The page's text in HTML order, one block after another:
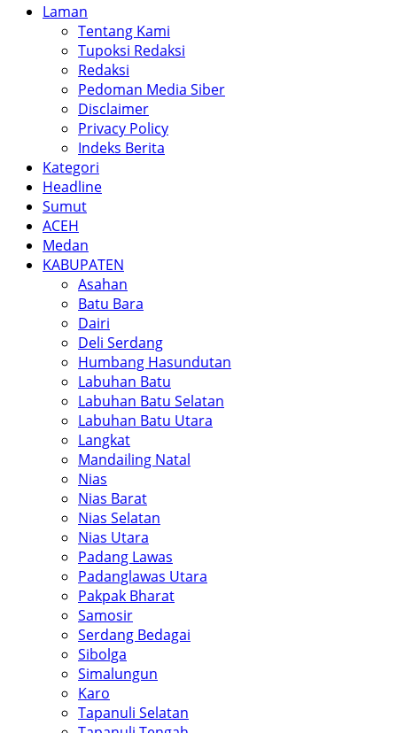
Laman
Tentang Kami
Tupoksi Redaksi
Redaksi
Pedoman Media Siber
Disclaimer
Privacy Policy
Indeks Berita
Kategori
Headline
Sumut
ACEH
Medan
KABUPATEN
Asahan
Batu Bara
Dairi
Deli Serdang
Humbang Hasundutan
Labuhan Batu
Labuhan Batu Selatan
Labuhan Batu Utara
Langkat
Mandailing Natal
Nias
Nias Barat
Nias Selatan
Nias Utara
Padang Lawas
Padanglawas Utara
Pakpak Bharat
Samosir
Serdang Bedagai
Sibolga
Simalungun
Karo
Tapanuli Selatan